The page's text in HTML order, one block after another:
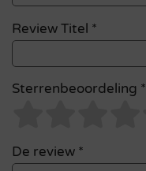
Review Titel *
Sterrenbeoordeling *
De review *